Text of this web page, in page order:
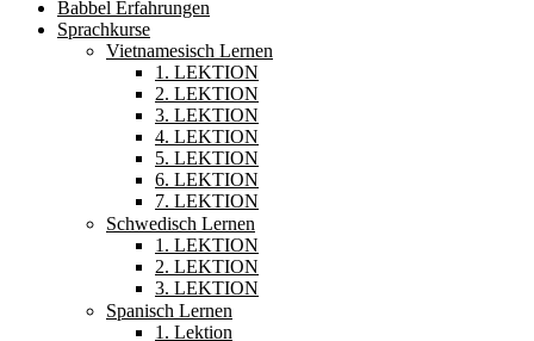
Babbel Erfahrungen
Sprachkurse
Vietnamesisch Lernen
1. LEKTION
2. LEKTION
3. LEKTION
4. LEKTION
5. LEKTION
6. LEKTION
7. LEKTION
Schwedisch Lernen
1. LEKTION
2. LEKTION
3. LEKTION
Spanisch Lernen
1. Lektion